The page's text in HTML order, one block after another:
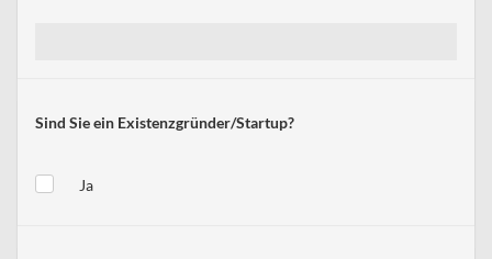
Sind Sie ein Existenzgründer/Startup?
Ja